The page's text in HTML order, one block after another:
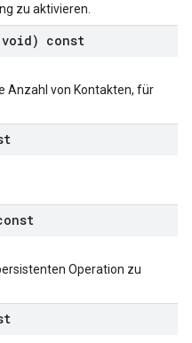
zu aktivieren.
const
Anzahl von Kontakten, für
Operation zu